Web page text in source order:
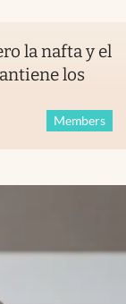
la nafta y el
los
Members